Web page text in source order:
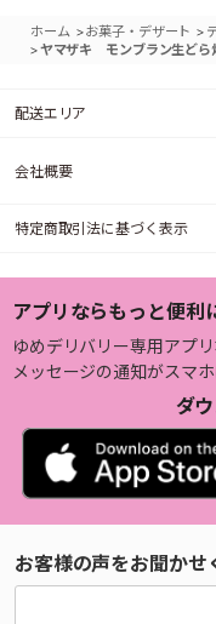
ホーム >お菓子・デザート >
>ヤマザキ モンブラン生どら
配送エリア
会社概要
特定商取引法に基づく表示
アプリならもっと便利
ゆめデリバリー専用アプリ
メッセージの通知がスマ
ダ
お客様の声をお聞かせ